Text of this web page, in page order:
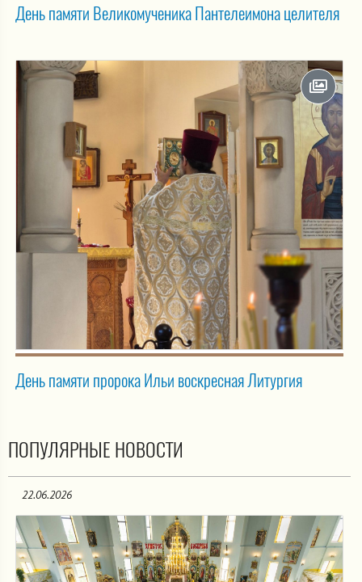
День памяти Великомученика Пантелеимона целителя
День памяти пророка Ильи воскресная Литургия
ПОПУЛЯРНЫЕ НОВОСТИ
22.06.2026